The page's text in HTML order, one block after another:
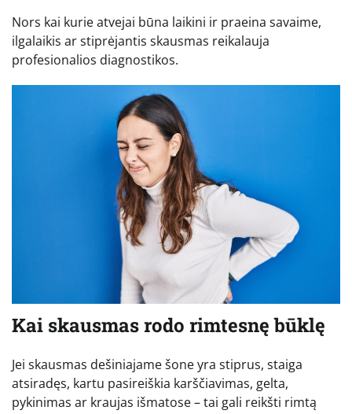
Nors kai kurie atvejai būna laikini ir praeina savaime,
ilgalaikis ar stiprėjantis skausmas reikalauja
profesionalios diagnostikos.
Kai skausmas rodo rimtesnę būklę
Jei skausmas dešiniajame šone yra stiprus, staiga
atsiradęs, kartu pasireiškia karščiavimas, gelta,
pykinimas ar kraujas išmatose – tai gali reikšti rimtą